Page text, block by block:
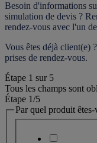
Besoin d'informations
simulation de devis ?
rendez-vous avec l'un
Vous êtes déjà client(e)
prises de rendez-vous.
Étape 1 sur 5
Tous les champs sont
Étape 1/5
Par quel produit êtes-